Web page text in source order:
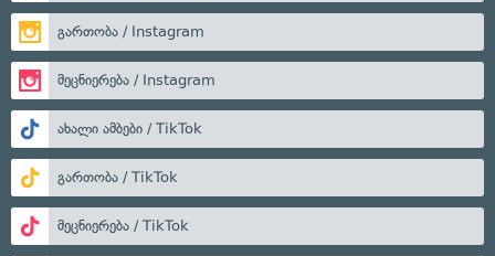
გართობა / Instagram
მეცნიერება / Instagram
ახალი ამბები / TikTok
გართობა / TikTok
მეცნიერება / TikTok